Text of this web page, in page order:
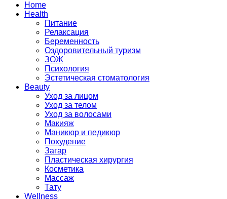
Home
Health
Питание
Релаксация
Беременность
Оздоровительный туризм
ЗОЖ
Психология
Эстетическая стоматология
Beauty
Уход за лицом
Уход за телом
Уход за волосами
Макияж
Маникюр и педикюр
Похудение
Загар
Пластическая хирургия
Косметика
Массаж
Тату
Wellness